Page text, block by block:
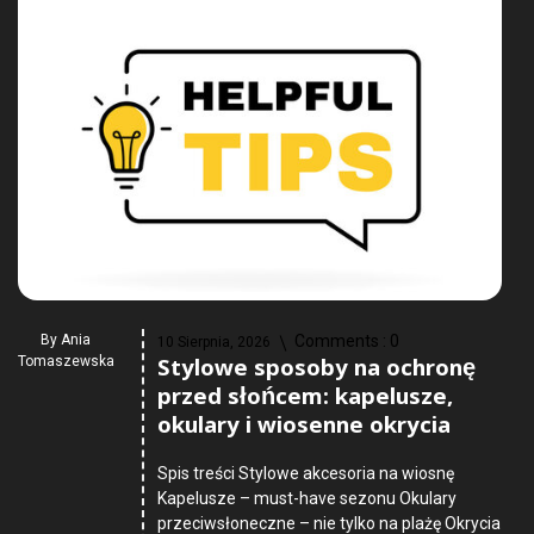
By Ania
Tomaszewska
10 Sierpnia, 2026 Comments : 0
Stylowe sposoby na ochronę
przed słońcem: kapelusze,
okulary i wiosenne okrycia
Spis treści Stylowe akcesoria na wiosnę
Kapelusze – must-have sezonu Okulary
przeciwsłoneczne – nie tylko na plażę Okrycia